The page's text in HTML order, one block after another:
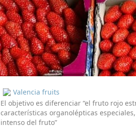
Valencia fruits
El objetivo es diferenciar “el fruto rojo
características organolépticas
intenso del fruto”